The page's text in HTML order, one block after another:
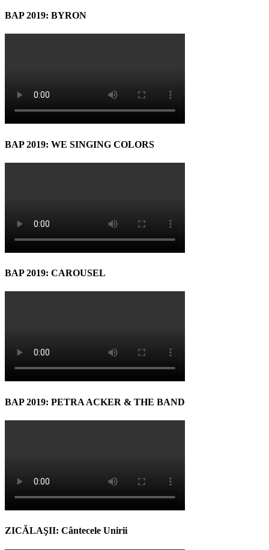
BAP 2019: BYRON
BAP 2019: WE SINGING COLORS
BAP 2019: CAROUSEL
BAP 2019: PETRA ACKER & THE BAND
ZICĂLAŞII: Cântecele Unirii